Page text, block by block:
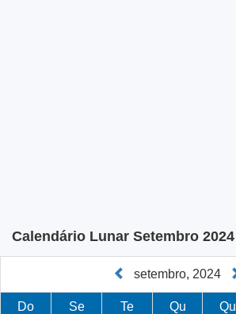
Calendário Lunar Setembro 2024
setembro, 2024
Do Se Te Qu Qu